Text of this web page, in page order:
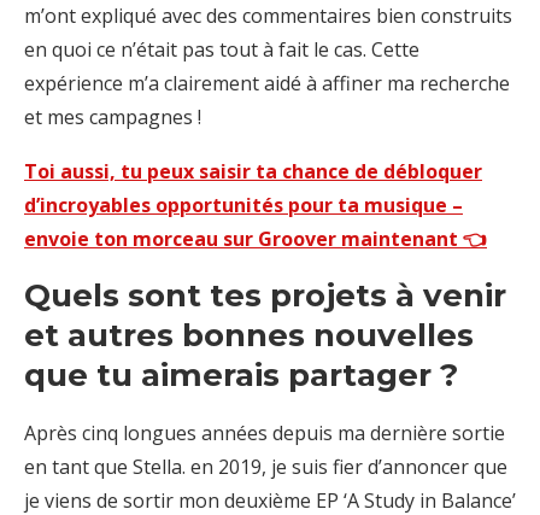
m’ont expliqué avec des commentaires bien construits
en quoi ce n’était pas tout à fait le cas. Cette
expérience m’a clairement aidé à affiner ma recherche
et mes campagnes !
Toi aussi, tu peux saisir ta chance de débloquer
d’incroyables opportunités pour ta musique –
envoie ton morceau sur Groover maintenant 👈
Quels sont tes projets à venir
et autres bonnes nouvelles
que tu aimerais partager ?
Après cinq longues années depuis ma dernière sortie
en tant que Stella. en 2019, je suis fier d’annoncer que
je viens de sortir mon deuxième EP ‘A Study in Balance’